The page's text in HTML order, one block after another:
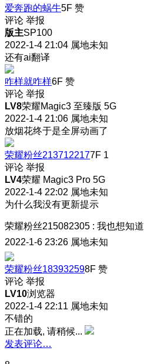
爱奔跑的蜗牛5F 赞
评论 举报
版主SP100
2022-1-4 21:04 属地未知
还有ai翻译
咋样就咋样6F 赞
评论 举报
LV8荣耀Magic3 至臻版 5G
2022-1-4 21:06 属地未知
放烟花终于是全屏动画了
荣耀粉丝2137122177F 1
评论 举报
LV4荣耀 Magic3 Pro 5G
2022-1-4 22:02 属地未知
为什么我没有更新提示
荣耀粉丝215082305 : 我也想知道
2022-1-6 23:26 属地未知
荣耀粉丝183932598F 赞
评论 举报
LV10浏览器
2022-1-4 22:11 属地未知
不错的
正在加载, 请稍候...
发表评论…